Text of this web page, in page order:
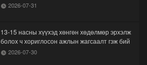
2026-07-31
13-15 насны хүүхэд хөнгөн хөдөлмөр эрхэлж
болох ч хориглосон ажлын жагсаалт гэж бий
2026-07-30